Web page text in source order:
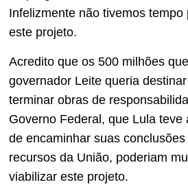
Infelizmente não tivemos tempo
este projeto.
Acredito que os 500 milhões
governador Leite queria
terminar obras de
Governo Federal, que Lula teve
de encaminhar suas
recursos da União, poderiam
viabilizar este projeto.